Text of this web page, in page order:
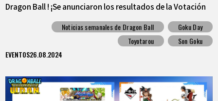
Dragon Ball ! ¡Se anunciaron los resultados de la Votación
sobre el mejor combate de Goku!
Noticias semanales de Dragon Ball
Goku Day
Toyotarou
Son Goku
EVENTOS26.08.2024